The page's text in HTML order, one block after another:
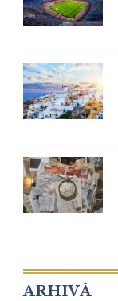
ARHIVĂ